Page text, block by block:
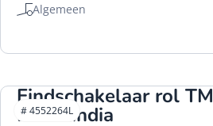
Algemeen
Eindschakelaar rol TM
Dhollandia
# 4552264L